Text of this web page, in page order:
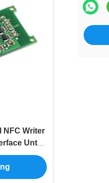
NFC Writer
Untuk